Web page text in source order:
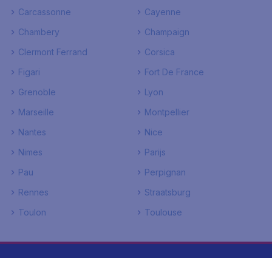
Carcassonne
Cayenne
Chambery
Champaign
Clermont Ferrand
Corsica
Figari
Fort De France
Grenoble
Lyon
Marseille
Montpellier
Nantes
Nice
Nimes
Parijs
Pau
Perpignan
Rennes
Straatsburg
Toulon
Toulouse